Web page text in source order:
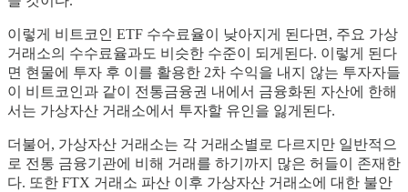
이렇게 비트코인 ETF 수수료율이 낮아지게 된다면, 주요 가상
거래소의 수수료율과도 비슷한 수준이 되게된다. 이렇게 된다
면 현물에 투자 후 이를 활용한 2차 수익을 내지 않는 투자자들
이 비트코인과 같이 전통금융권 내에서 금융화된 자산에 한해
서는 가상자산 거래소에서 투자할 유인을 잃게된다.
더불어, 가상자산 거래소는 각 거래소별로 다르지만 일반적으
로 전통 금융기관에 비해 거래를 하기까지 많은 허들이 존재한
다. 또한 FTX 거래소 파산 이후 가상자산 거래소에 대한 불안